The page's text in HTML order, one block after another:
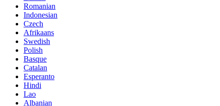
Romanian
Indonesian
Czech
Afrikaans
Swedish
Polish
Basque
Catalan
Esperanto
Hindi
Lao
Albanian